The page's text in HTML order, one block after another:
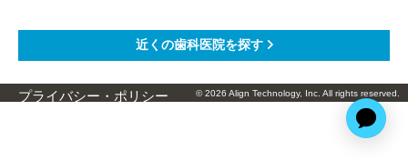
プライバシー・ポリシー © 2026 Align Technology, Inc. All rights reserved.